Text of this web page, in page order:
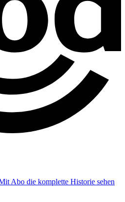
Abo die komplette Historie sehen